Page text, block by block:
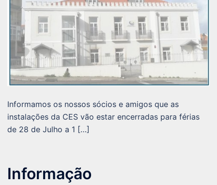
Informamos os nossos sócios e amigos que as
instalações da CES vão estar encerradas para férias
de 28 de Julho a 1 […]
Informação